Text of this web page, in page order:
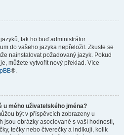
tak ho buď administrátor
do vašeho jazyka nepřeložil. Zkuste se
nainstalovat požadovaný jazyk. Pokud
můžete vytvořit nový překlad. Více
®.
u mého uživatelského jména?
být v příspěvcích zobrazeny u
jsou obrázky asociované s vaší hodností,
tečky nebo čtverečky a indikují, kolik